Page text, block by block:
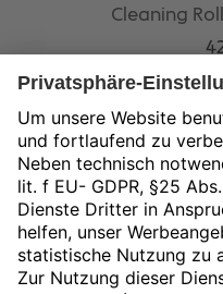
Cleaning
exkl.
zzgl.
In